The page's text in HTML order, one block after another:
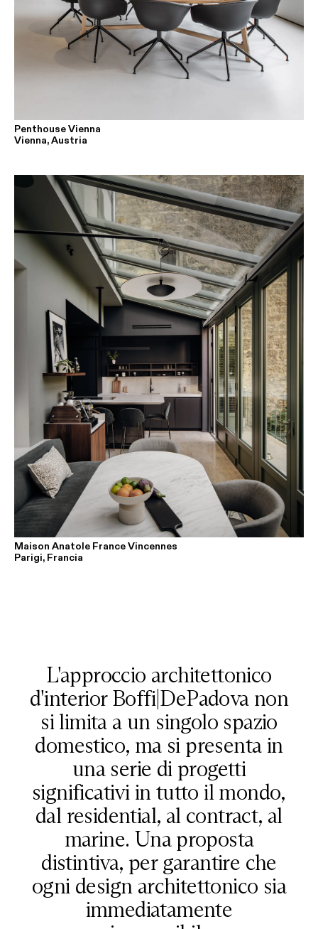
Penthouse Vienna
Vienna, Austria
Maison Anatole France Vincennes
Parigi, Francia
L'approccio architettonico
d'interior Boffi|DePadova non
si limita a un singolo spazio
domestico, ma si presenta in
una serie di progetti
significativi in tutto il mondo,
dal residential, al contract, al
marine. Una proposta
distintiva, per garantire che
ogni design architettonico sia
immediatamente